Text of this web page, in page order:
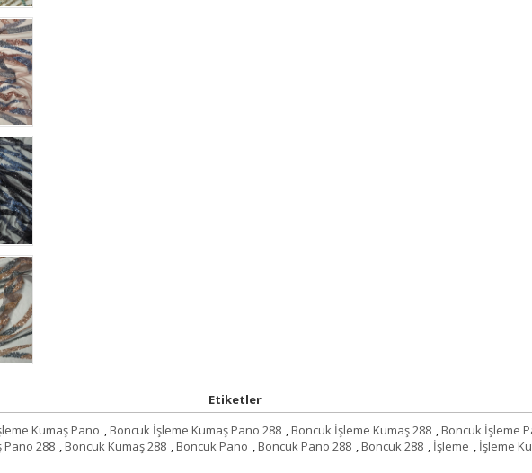
Etiketler
Kumaş Pano ,Boncuk İşleme Kumaş Pano 288 ,Boncuk İşleme Kumaş 288 ,Boncuk İşleme
Pano 288 ,Boncuk Kumaş 288 ,Boncuk Pano ,Boncuk Pano 288 ,Boncuk 288 , İşleme , İşleme